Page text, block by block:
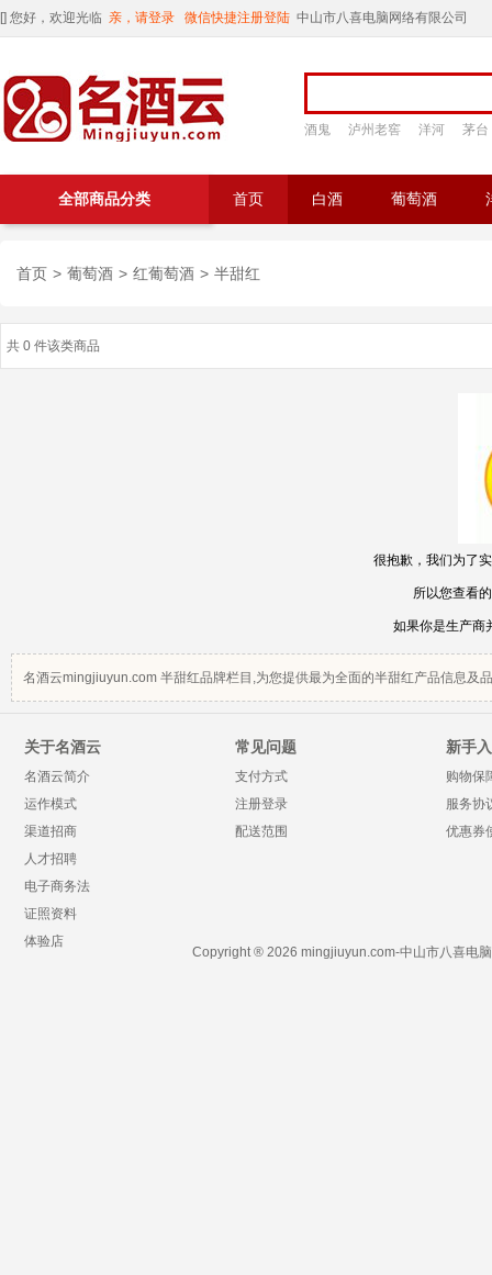
[] 您好，欢迎光临 亲，请登录 微信快捷注册登陆 中山市八喜电脑网络有限公司
酒鬼 泸州老窖 洋河 茅台
全部商品分类 首页 白酒 葡萄酒
首页 > 葡萄酒 > 红葡萄酒 > 半甜红
共 0 件该类商品
很抱歉，我们为了
所以您查看
如果你是生产商
名酒云mingjiuyun.com 半甜红品牌栏目,为您提供最为全面的半甜红产品信息及
关于名酒云
名酒云简介
运作模式
渠道招商
人才招聘
电子商务法
证照资料
体验店
常见问题
支付方式
注册登录
配送范围
新手
购物保
服务协
优惠券
Copyright ® 2026 mingjiuyun.com-中山市八喜电